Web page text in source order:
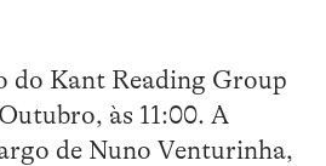
do Kant Reading Group
às 11:00. A
de Nuno Venturinha,